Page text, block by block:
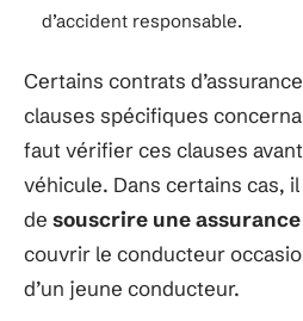
d’accident responsable.
Certains contrats
clauses spécifiques
faut vérifier ces clauses
véhicule. Dans certains cas,
de souscrire une
couvrir le conducteur
d’un jeune conducteur.